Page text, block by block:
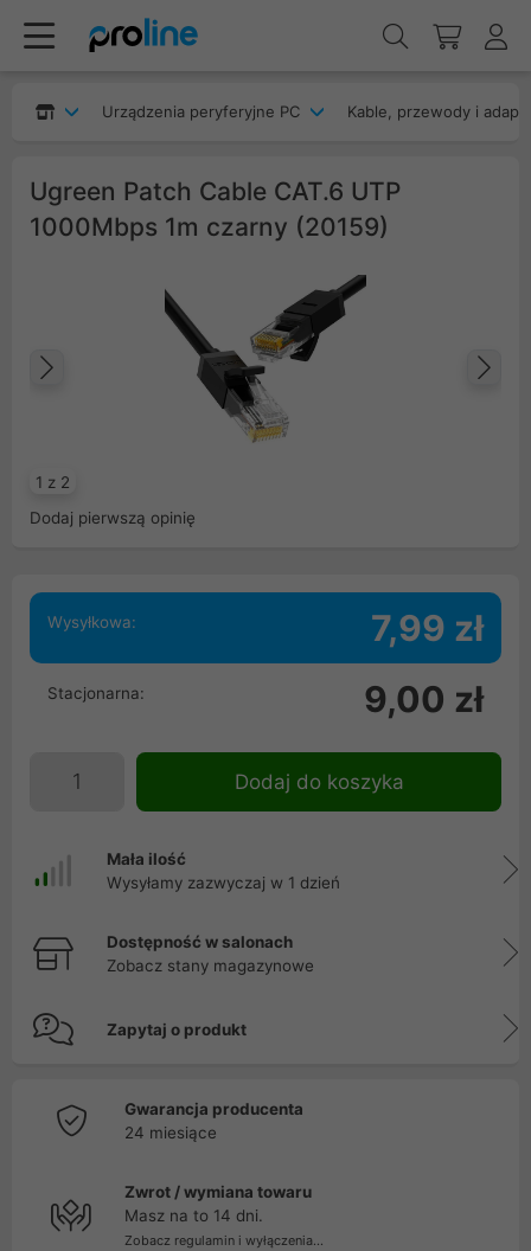
Urządzenia peryferyjne PC Kable, przewody i
Ugreen Patch Cable CAT.6 UTP
1000Mbps 1m czarny (20159)
1 z 2
Poprzedni
Dodaj pierwszą opinię
Wysyłkowa: 7,99 zł
Stacjonarna: 9,00 zł
Dodaj do koszyka
Mała ilość
Wysyłamy zazwyczaj w 1 dzień
Dostępność w salonach
Zobacz stany magazynowe
Zapytaj o produkt
Gwarancja producenta
24 miesiące
Zwrot / wymiana towaru
Masz na to 14 dni.
Zobacz regulamin i wyłączenia...